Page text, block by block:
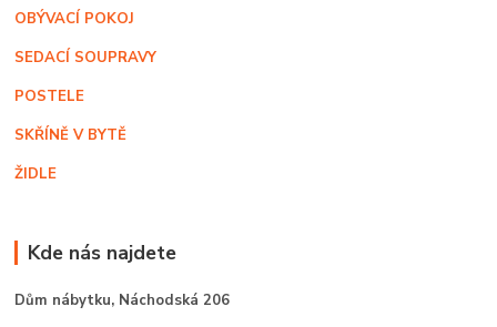
OBÝVACÍ POKOJ
SEDACÍ SOUPRAVY
POSTELE
SKŘÍNĚ V BYTĚ
ŽIDLE
Kde nás najdete
Dům nábytku, Náchodská 206